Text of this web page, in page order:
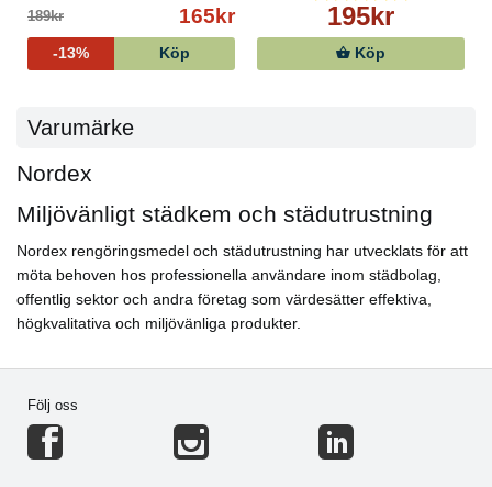
189kr 165kr
-13% Köp
195kr
Köp
Varumärke
Nordex
Miljövänligt städkem och städutrustning
Nordex rengöringsmedel och städutrustning har utvecklats för att
möta behoven hos professionella användare inom städbolag,
offentlig sektor och andra företag som värdesätter effektiva,
högkvalitativa och miljövänliga produkter.
Följ oss